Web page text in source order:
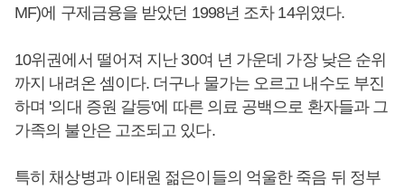
MF)에 구제금융을 받았던 1998년 조차 14위였다.
10위권에서 떨어져 지난 30여 년 가운데 가장 낮은 순위
까지 내려온 셈이다. 더구나 물가는 오르고 내수도 부진
하며 '의대 증원 갈등'에 따른 의료 공백으로 환자들과 그
가족의 불안은 고조되고 있다.
특히 채상병과 이태원 젊은이들의 억울한 죽음 뒤 정부